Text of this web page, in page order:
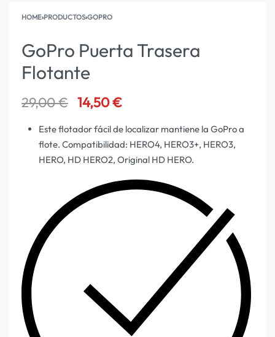
HOME›PRODUCTOS›GOPRO
GoPro Puerta Trasera
Flotante
29,00€ 14,50€
Este flotador fácil de localizar mantiene la GoPro a
flote. Compatibilidad: HERO4, HERO3+, HERO3,
HERO, HD HERO2, Original HD HERO.